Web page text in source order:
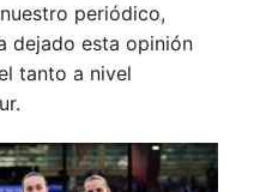
periódico,
dejado esta opinión
tanto a nivel